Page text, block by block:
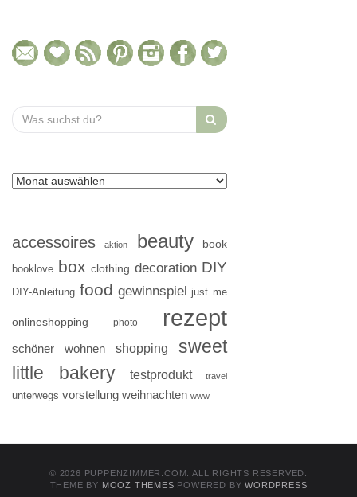
Search
for:
accessoires aktion beauty book
booklove box clothing decoration DIY
DIY-Anleitung food gewinnspiel just me
onlineshopping photo rezept
schöner wohnen shopping
sweet
little bakery
testprodukt travel
unterwegs vorstellung weihnachten www
© 2026 PUPPENZIMMER.COM. ALL RIGHTS RESERVED.
THEME BY MOOZ THEMES POWERED BYWORDPRESS